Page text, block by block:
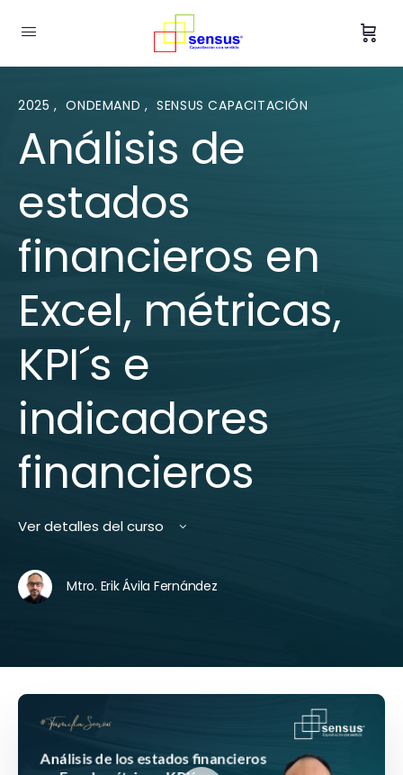
2025, ONDEMAND , SENSUS CAPACITACIÓN
Análisis de
estados
financieros en
Excel, métricas,
KPI´s e
indicadores
financieros
Ver detalles del curso
Mtro. Erik Ávila Fernández